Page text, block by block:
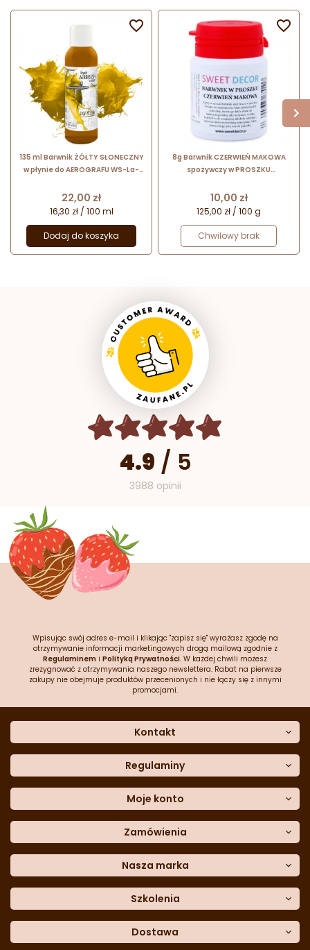
135 ml Barwnik ŻÓŁTY SŁONECZNY
w płynie do AEROGRAFU WS-La-
Cena
22,00 zł
16,30 zł / 100 ml
Dodaj do koszyka

8g Barwnik CZERWIEŃ MAKOWA
spożywczy w PROSZKU
Cena
10,00 zł
125,00 zł / 100 g
Chwilowy brak

4.9 / 5
3988 opinii
Wpisując swój adres e-mail i klikając "zapisz się" wyrażasz zgodę na
otrzymywanie informacji marketingowych drogą mailową zgodnie z
Regulaminem i Polityką Prywatności. W każdej chwili możesz
zrezygnować z otrzymywania naszego newslettera. Rabat na pierwsze
zakupy nie obejmuje produktów przecenionych i nie łączy się z innymi
promocjami.
Kontakt
Dane kontaktowe
Często zadawane pytania
Sklep stacjonarny
Formularz kontaktowy
Blog
telefon:601 767 272
Regulaminy
Polityka prywatności
Polityka cookies
Polityka reklamacji
Polityka zwrotów
Dostępność cyfrowa
Moje konto
Moje dane
Historia zamówień
Lista ulubionych
Moje rabaty
Zamówienia
Metody płatności
Dane do przelewu
Formularzreklamacji
Formularzzwrotu
Nasza marka
Trio Gelato
CDN
Szkolenia
Academy of Baker Arts
Dostawa